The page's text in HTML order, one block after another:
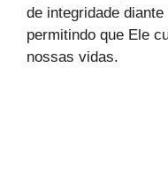
de integridade
permitindo que Ele
nossas vidas.